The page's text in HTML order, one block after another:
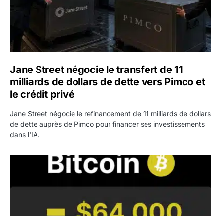
Jane Street négocie le transfert de 11
milliards de dollars de dette vers Pimco et
le crédit privé
Jane Street négocie le refinancement de 11 milliards de dollars
de dette auprès de Pimco pour financer ses investissements
dans l'IA.
Bitcoin stagne à 64 000 dollars pendant que les